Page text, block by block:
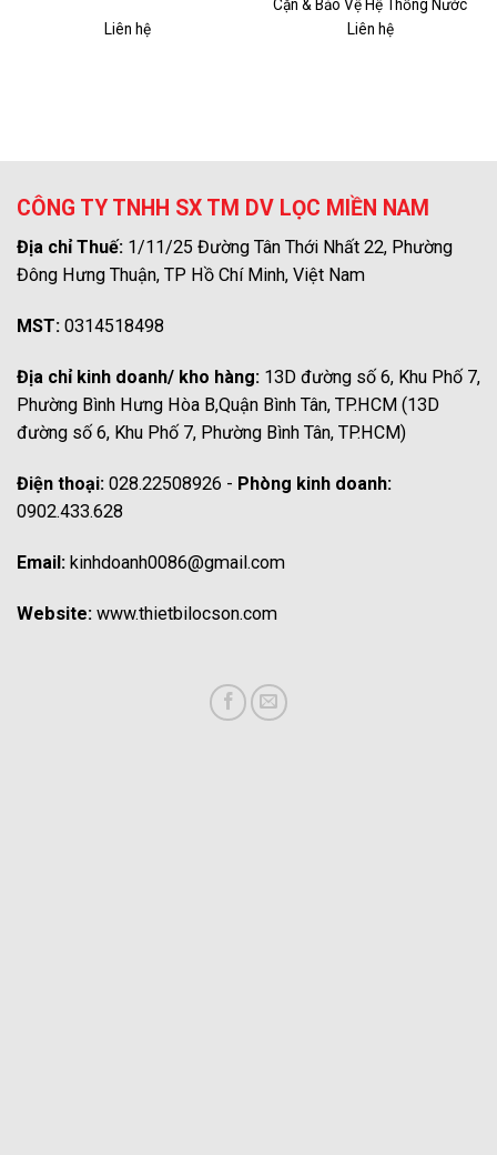
Liên hệ
Cặn & Bảo Vệ Hệ Thống Nước
Liên hệ
CÔNG TY TNHH SX TM DV LỌC MIỀN NAM
Địa chỉ Thuế: 1/11/25 Đường Tân Thới Nhất 22, Phường
Đông Hưng Thuận, TP Hồ Chí Minh, Việt Nam
MST: 0314518498
Địa chỉ kinh doanh/ kho hàng: 13D đường số 6, Khu Phố 7,
Phường Bình Hưng Hòa B,Quận Bình Tân, TP.HCM (13D
đường số 6, Khu Phố 7, Phường Bình Tân, TP.HCM)
Điện thoại: 028.22508926 - Phòng kinh doanh:
0902.433.628
Email: kinhdoanh0086@gmail.com
Website: www.thietbilocson.com